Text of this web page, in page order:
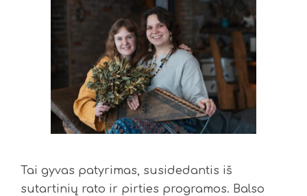
Tai gyvas patyrimas, susidedantis iš
sutartinių rato ir pirties programos. Balso